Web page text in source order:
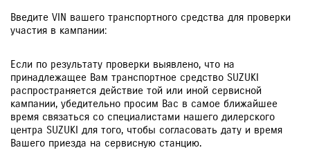
ЗАКАЗАТЬ ЗВОНОК
Введите VIN вашего транспортного средства для проверки
участия в кампании:
Если по результату проверки выявлено, что на
принадлежащее Вам транспортное средство SUZUKI
распространяется действие той или иной сервисной
кампании, убедительно просим Вас в самое ближайшее
время связаться со специалистами нашего дилерского
центра SUZUKI для того, чтобы согласовать дату и время
Вашего приезда на сервисную станцию.